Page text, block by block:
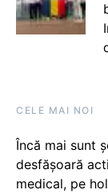
CELE MAI NOI
Încă mai sunt
desfășoară
medical, pe